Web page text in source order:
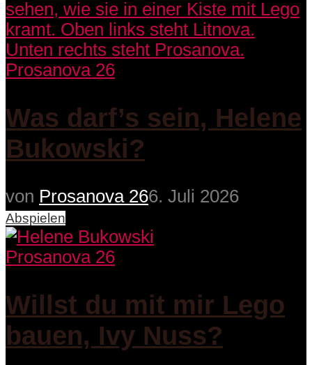
Prosanova 26
Was darf’s sein, Helene
Bukowski?
von Prosanova 266. Juli 2026
Abspielen
Prosanova 26
Willst du mit mir Lego
bauen, Ivy Nuss?